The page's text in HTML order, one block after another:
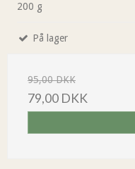
200 g
På lager
95,00 DKK
79,00 DKK